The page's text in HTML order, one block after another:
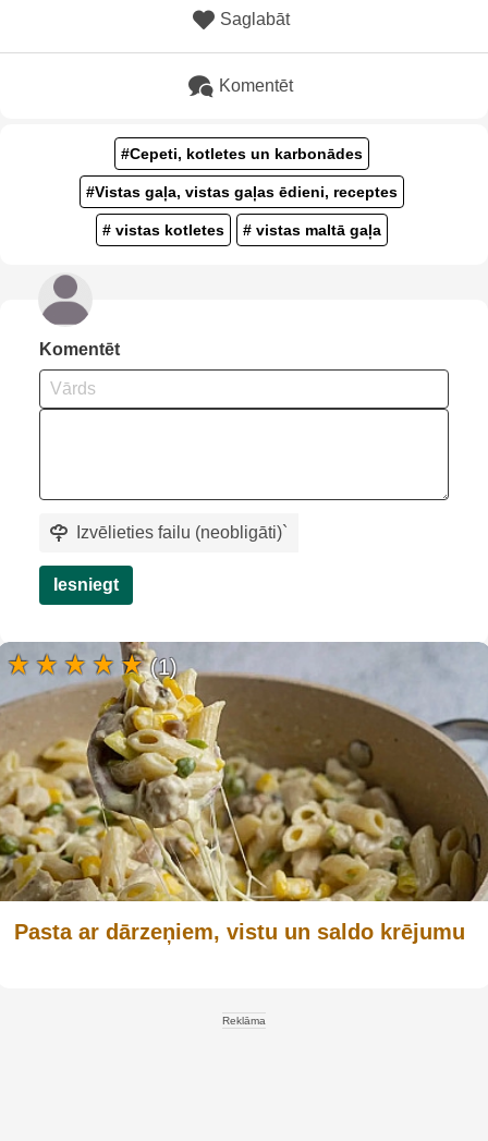
Saglabāt
Komentēt
#Cepeti, kotletes un karbonādes
#Vistas gaļa, vistas gaļas ēdieni, receptes
# vistas kotletes # vistas maltā gaļa
Komentēt
Izvēlieties failu (neobligāti)`
Iesniegt
Pasta ar dārzeņiem, vistu un saldo krējumu
(1)
Reklāma